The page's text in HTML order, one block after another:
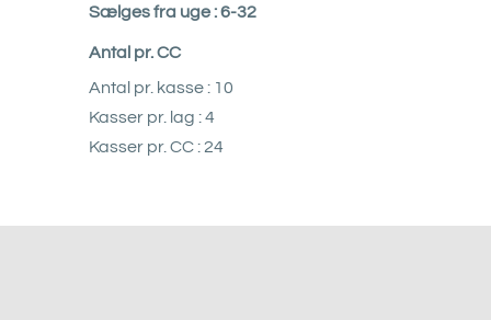
Sælges fra uge : 6-32
Antal pr. CC
Antal pr. kasse : 10
Kasser pr. lag : 4
Kasser pr. CC : 24